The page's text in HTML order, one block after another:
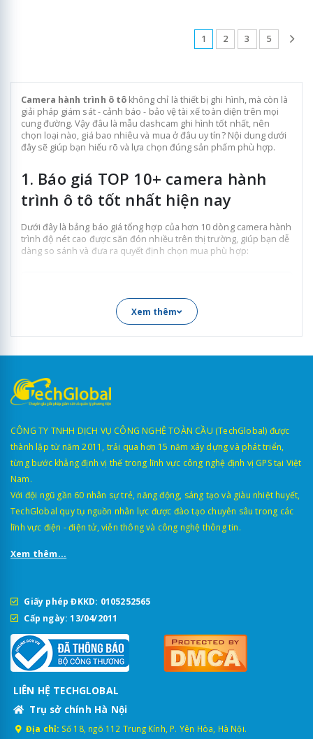
1 2 3 5
Camera hành trình ô tôkhông chỉ là thiết bị ghi hình, mà còn là
giải pháp giám sát - cảnh báo - bảo vệ tài xế toàn diện trên mọi
cung đường. Vậy đâu là mẫu dashcam ghi hình tốt nhất, nên
chọn loại nào, giá bao nhiêu và mua ở đâu uy tín? Nội dung dưới
đây sẽ giúp bạn hiểu rõ và lựa chọn đúng sản phẩm phù hợp.
1. Báo giá TOP 10+ camera hành
trình ô tô tốt nhất hiện nay
Dưới đây là bảng báo giá tổng hợp của hơn 10 dòng camera hành
trình độ nét cao được săn đón nhiều trên thị trường, giúp bạn dễ
dàng so sánh và đưa ra quyết định chọn mua phù hợp:
70mai M310 Plus 3K 1.790.000đ
Vietmap TS-C9P 1.990.000đ
70mai A500S
70mai A510
2.790.000đ (1 mắt
3.090.000đ (2 mắt
3.190.000đ (2 mắt
70mai T400 3.590.000đ
70mai A810
Vietmap TS-5K 4.790.000đ
70mai M800
Vietmap Speedmap M1
Xem thêm
CÔNG TY TNHH DỊCH VỤ CÔNG NGHỆ TOÀN CẦU (TechGlobal) được
thành lập từ năm 2011, trải qua hơn 15 năm xây dựng và phát triển,
từng bước khẳng định vị thế trong lĩnh vực công nghệ định vị GPS tại Việt
Nam.
Với đội ngũ gần 60 nhân sự trẻ, năng động, sáng tạo và giàu nhiệt huyết,
TechGlobal quy tụ nguồn nhân lực được đào tạo chuyên sâu trong các
lĩnh vực điện - điện tử, viễn thông và công nghệ thông tin.
Xem thêm...
Giấy phép ĐKKD: 0105252565
Cấp ngày: 13/04/2011
LIÊN HỆ TECHGLOBAL
Trụ sở chính Hà Nội
Địa chỉ: Số 18, ngõ 112 Trung Kính, P. Yên Hòa, Hà Nội.